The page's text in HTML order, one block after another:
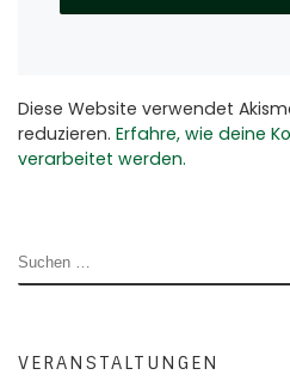
Diese Website verwendet
reduzieren. Erfahre, wie deine
verarbeitet werden.
SUCHE
VERANSTALTUNGEN